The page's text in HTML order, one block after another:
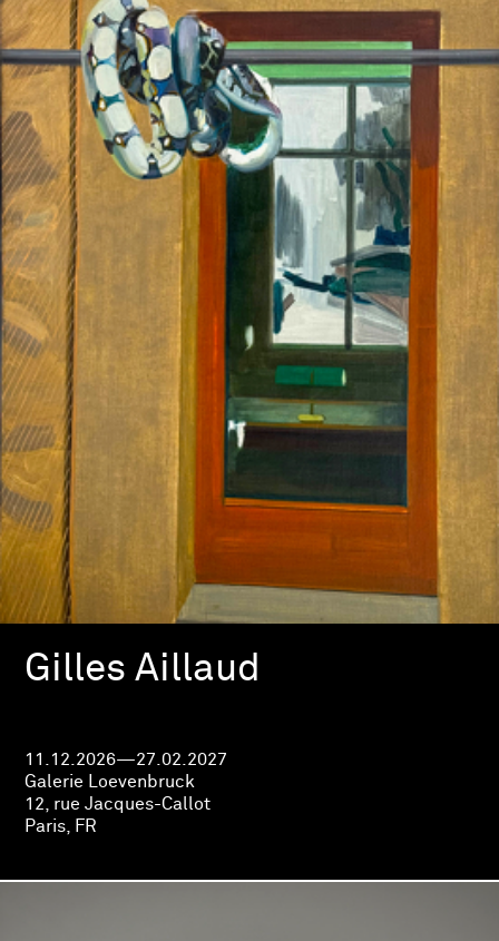
Gilles Aillaud
11.12.2026—27.02.2027
Galerie Loevenbruck
12, rue Jacques-Callot
Paris, FR